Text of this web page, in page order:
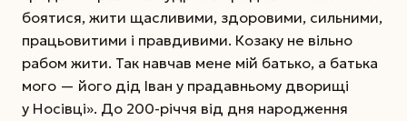
боятися, жити щасливими, здоровими, сильними,
працьовитими і правдивими. Козаку не вільно
рабом жити. Так навчав мене мій батько, а батька
мого — його дід Іван у прадавньому дворищі
у Носівці». До 200-річчя від дня народження